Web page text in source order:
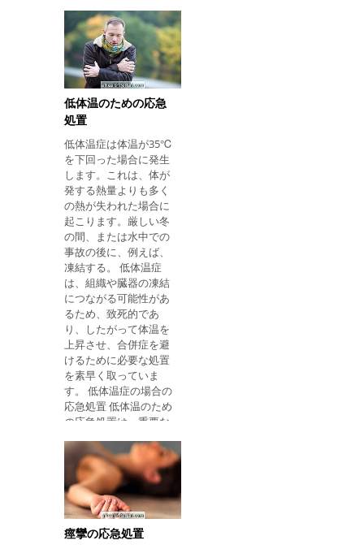
臓マッサージを開始し
て、生き延びる可能性
が高くなるようにしま
す。 心臓マッサージと
口から口の呼吸を行う
には、以下のことが必
要です。 犠牲者を呼ん
で、彼が意識している
かどうかを検証しよう
とする。 人が意識がな
い場合は、被害者が呼
吸しているか、犠牲者
の口や鼻から空気が抜
けていないかを確認し
て、基本生命維持を開
始する必要がありま
す。 人が正常に呼吸す
る場合、人は横方向の
安全な位置に置かれ、
192に電話する必要が
あります。そうでなけ
れば、直ちに保健サー
ビスに電話し、基本的
な生命維持支援を開始
します。 衣服を緩めて
呼吸を促進し、犠牲者
の頭部を後方に傾け
て、喉を通る空気の通
過を促進する。 その
後、リズミカルなやり
方で30回の胸部圧迫が
あり、その後は口から
口への呼吸を快適にし
ないと特定のマスクの
低体温のための応急
処置
低体温症は体温が35℃
を下回った場合に発生
します。これは、体が
発する熱量よりも多く
の熱が失われた場合に
起こります。厳しい冬
の間、または水中での
事故の後に、例えば、
凍結する。 低体温症
は、組織や臓器の凍結
につながる可能性があ
るため、致死的であ
り、したがって体温を
上昇させ、合併症を避
けるために必要な処置
を素早く取っていま
す。 低体温症の場合の
応急処置 低体温のため
の応急処置は、重要な
るためにできるだけ早
く行うべきであり、 被
害者を暖かい環境に導
き、医療を引き起こ
す。 湿ったり冷たい衣
服を脱ぐ。 犠牲者の上
痙攣の応急処置